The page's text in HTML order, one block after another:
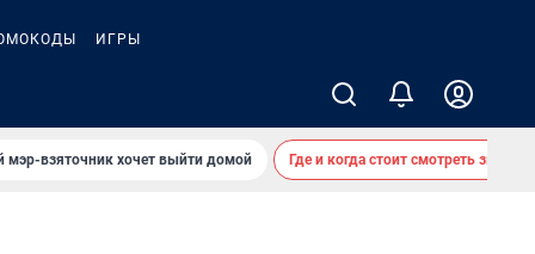
ИГРЫ
мэр-взяточник хочет выйти домой Где и когда стоит смотреть